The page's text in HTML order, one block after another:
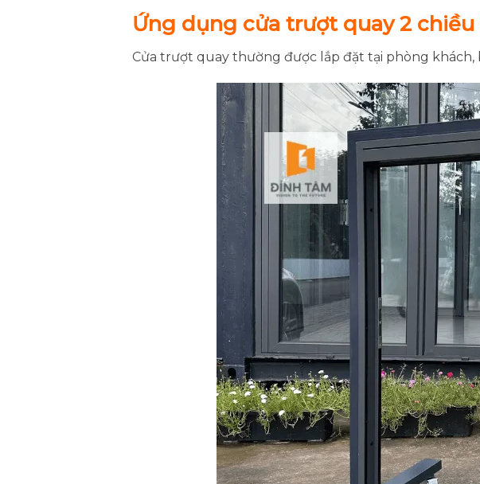
Ứng dụng cửa trượt quay 2
Cửa trượt quay thường được lắp đặt tại phòng